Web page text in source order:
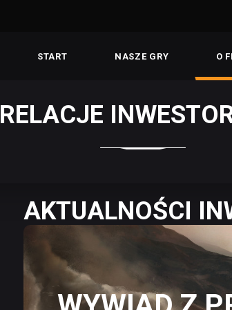
START NASZE GRY O
RELACJE
AKTUALNOŚCI